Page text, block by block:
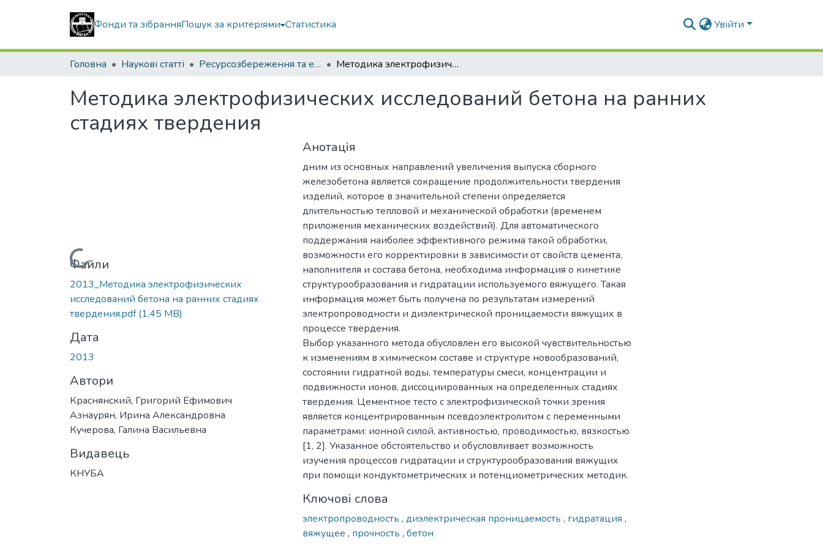
Фонди та зібранняПошук за критеріями Статистика Увійти
Головна Наукові статті Ресурсозбереження та енергоефективність Методика электрофизических исследований бетона на ранних стадиях твердения
Методика электрофизических исследований бетона на ранних
стадиях твердения
Вантажиться...
Файли
2013_Методика электрофизических
исследований бетона на ранних стадиях
твердения.pdf(1,45 MB)
Дата
2013
Автори
Краснянский, Григорий Ефимович
Азнаурян, Ирина Александровна
Кучерова, Галина Васильевна
Видавець
КНУБА
Анотація
дним из основных направлений увеличения выпуска сборного
железобетона является сокращение продолжительности твердения
изделий, которое в значительной степени определяется
длительностью тепловой и механической обработки (временем
приложения механических воздействий). Для автоматического
поддержания наиболее эффективного режима такой обработки,
возможности его корректировки в зависимости от свойств цемента,
наполнителя и состава бетона, необходима информация о кинетике
структурообразования и гидратации используемого вяжущего. Такая
информация может быть получена по результатам измерений
электропроводности и диэлектрической проницаемости вяжущих в
процессе твердения.
Выбор указанного метода обусловлен его высокой чувствительностью
к изменениям в химическом составе и структуре новообразований,
состоянии гидратной воды, температуры смеси, концентрации и
подвижности ионов, диссоциированных на определенных стадиях
твердения. Цементное тесто с электрофизической точки зрения
является концентрированным псевдоэлектролитом с переменными
параметрами: ионной силой, активностью, проводимостью, вязкостью
[1, 2]. Указанное обстоятельство и обусловливает возможность
изучения процессов гидратации и структурообразования вяжущих
при помощи кондуктометрических и потенциометрических методик.
Ключові слова
электропроводность , диэлектрическая проницаемость , гидратация ,
вяжущее , прочность , бетон